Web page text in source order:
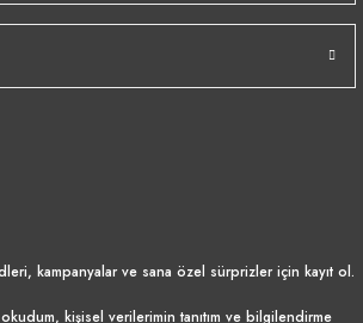
kampanyalar ve sana özel sürprizler için kayıt ol.
okudum, kişisel verilerimin tanıtım ve bilgilendirme